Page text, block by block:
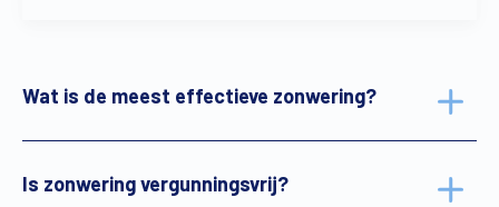
Wat is de meest effectieve zonwering?
Is zonwering vergunningsvrij?